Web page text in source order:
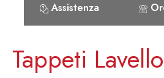
Assistenza
Tappeti Lavello